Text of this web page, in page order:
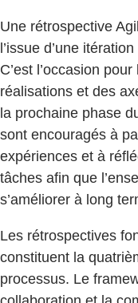
Une rétrospective
l’issue d’une
C’est l’occasion
réalisations et des
la prochaine phase
sont encouragés à
expériences et à
tâches afin que
s’améliorer à long
Les rétrospectives
constituent la
processus. Le